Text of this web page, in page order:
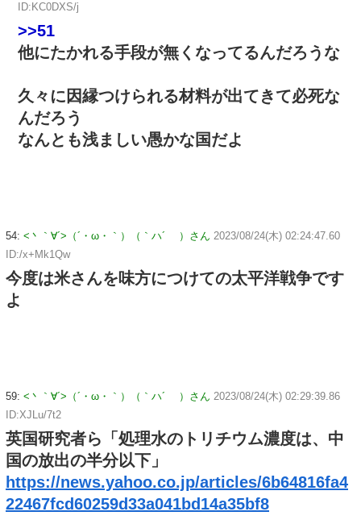
ID:KC0DXS/j
>>51
他にたかれる手段が無くなってるんだろうな
久々に因縁つけられる材料が出てきて必死な
んだろう
なんとも浅ましい愚かな国だよ
54: <丶｀∀´>（´・ω・｀）（｀ハ´ ）さん 2023/08/24(木) 02:24:47.60
ID:/x+Mk1Qw
今度は米さんを味方につけての太平洋戦争です
よ
59: <丶｀∀´>（´・ω・｀）（｀ハ´ ）さん 2023/08/24(木) 02:29:39.86
ID:XJLu/7t2
英国研究者ら「処理水のトリチウム濃度は、中
国の放出の半分以下」
https://news.yahoo.co.jp/articles/6b64816fa4
22467fcd60259d33a041bd14a35bf8